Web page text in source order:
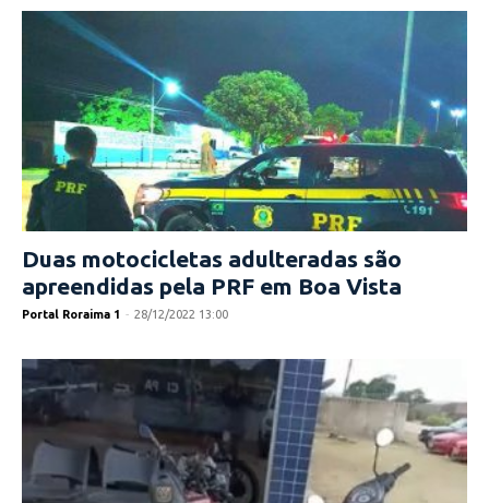
Duas motocicletas adulteradas são
apreendidas pela PRF em Boa Vista
Portal Roraima 1 - 28/12/2022 13:00